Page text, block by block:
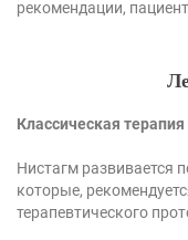
рекомендации,
Классическая
Нистагм развивается
которые,
терапевтического